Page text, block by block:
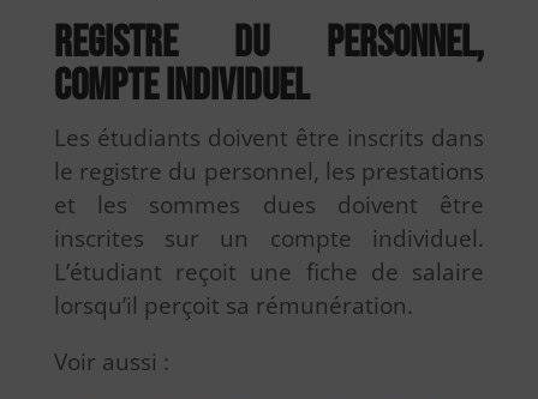
Registre du personnel,
compte individuel
Les étudiants doivent être inscrits dans
le registre du personnel, les prestations
et les sommes dues doivent être
inscrites sur un compte individuel.
L’étudiant reçoit une fiche de salaire
lorsqu’il perçoit sa rémunération.
Voir aussi :